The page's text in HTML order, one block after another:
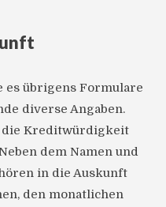
es übrigens Formulare
diverse Angaben.
die Kreditwürdigkeit
dem Namen und
in die Auskunft
den monatlichen